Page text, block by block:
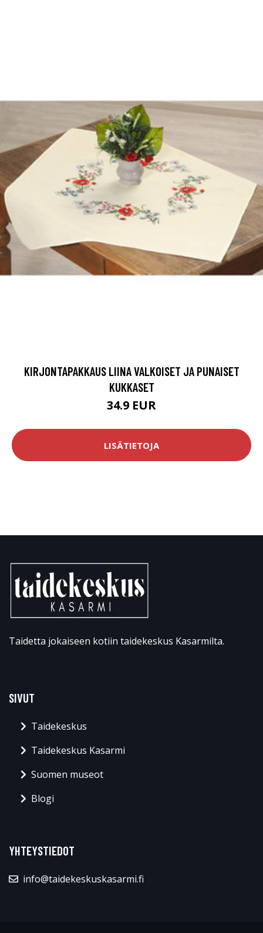
KIRJONTAPAKKAUS LIINA VALKOISET JA PUNAISET
KUKKASET
34.9 EUR
LISÄTIETOJA
Taidetta jokaiseen kotiin taidekeskus Kasarmilta.
SIVUT
Taidekeskus
Taidekeskus Kasarmi
Suomen museot
Blogi
YHTEYSTIEDOT
info@taidekeskuskasarmi.fi